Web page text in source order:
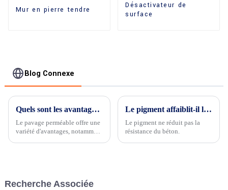
Mur en pierre tendre
Désactivateur de
surface
Blog Connexe
Quels sont les avantages du pavage perméable ?
Le pavage perméable offre une
variété d'avantages, notamment
Le pigment affaiblit-il le béton ?
Le pigment ne réduit pas la
résistance du béton.
Recherche Associée